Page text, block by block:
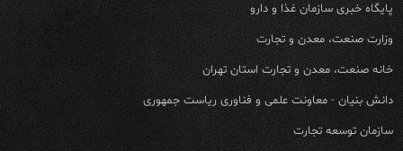
پایگاه خبری سازمان غذا و دارو
وزارت صنعت، معدن و تجارت
خانه صنعت، معدن و تجارت استان تهران
دانش بنیان - معاونت علمی و فناوری ریاست جمهوری
سازمان توسعه تجارت